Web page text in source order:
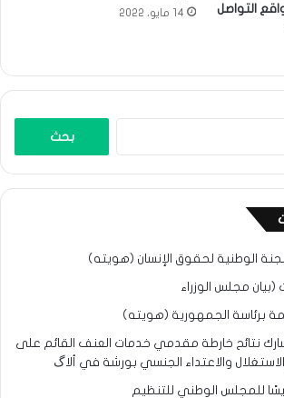
التواصل
14 مايو، 2022
الوطنية لحقوق الإنسان (هويته)
(بيان مجلس الوزراء
برئاسة الجمهورية (هويته)
برابس-2 يشارك نتائح خارطة مقدمي خدمات العنف القائم على
والاعتداء الجنسي بورشة في ألاگ
للمجلس الوطني للتنظيم